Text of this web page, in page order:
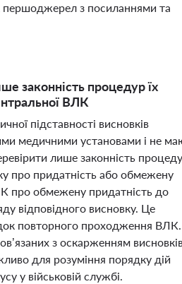
першоджерел з посиланнями та
законність процедур їх
ВЛК
підставності висновків
медичними установами і не
лише законність
про придатність або обмежену
про обмежену придатність до
відповідного висновку. Це
повторного проходження ВЛК.
з оскарженням
для розуміння порядку дій
у військовій службі.